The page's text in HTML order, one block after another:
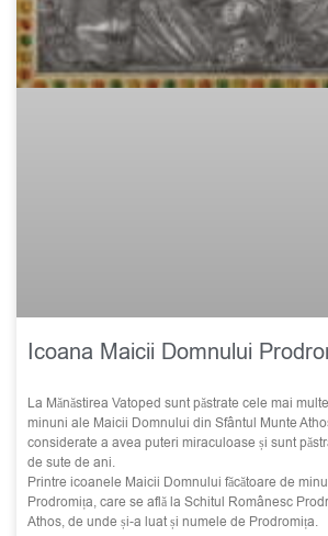
Icoana Maicii Domnului
La Mănăstirea Vatoped sunt păstrate cele mai
minuni ale Maicii Domnului din Sfântul Munte
considerate a avea puteri miraculoase și sunt
de sute de ani.
Printre icoanele Maicii Domnului făcătoare de
Prodromița, care se află la Schitul Românesc
Athos, de unde și-a luat și numele de Prodromița.